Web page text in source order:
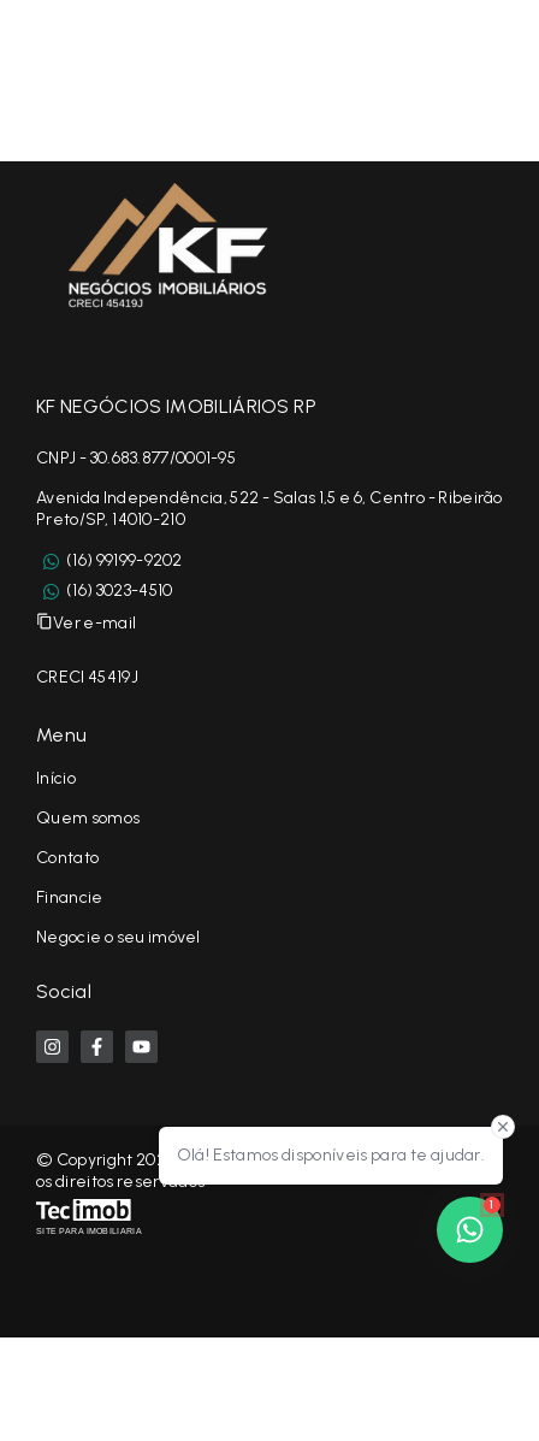
Olá! Estamos disponíveis para te ajudar.
1
KF NEGÓCIOS IMOBILIÁRIOS RP
CNPJ - 30.683.877/0001-95
Avenida Independência, 522 - Salas 1,5 e 6, Centro - Ribeirão
Preto/SP, 14010-210
(16) 99199-9202
(16) 3023-4510
Ver e-mail
CRECI 45419J
Menu
Início
Quem somos
Contato
Financie
Negocie o seu imóvel
Social
© Copyright 2026 - KF NEGÓCIOS IMOBILIÁRIOS RP - Todos
os direitos reservados
SITE PARA IMOBILIARIA